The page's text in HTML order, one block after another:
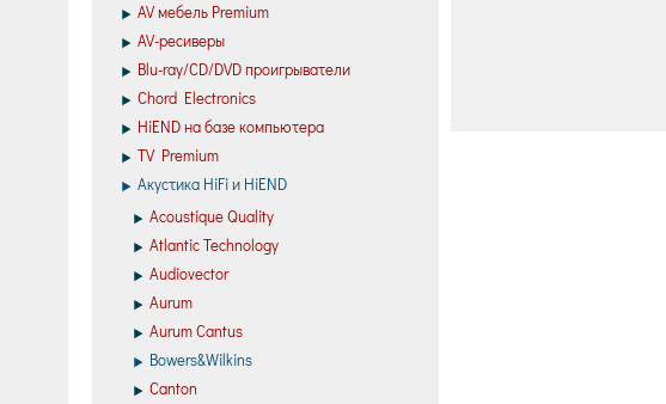
AV мебель Premium
AV-ресиверы
Blu-ray/CD/DVD проигрыватели
Chord Electronics
HiEND на базе компьютера
TV Premium
Акустика HiFi и HiEND
Acoustique Quality
Atlantic Technology
Audiovector
Aurum
Aurum Cantus
Bowers&Wilkins
Canton